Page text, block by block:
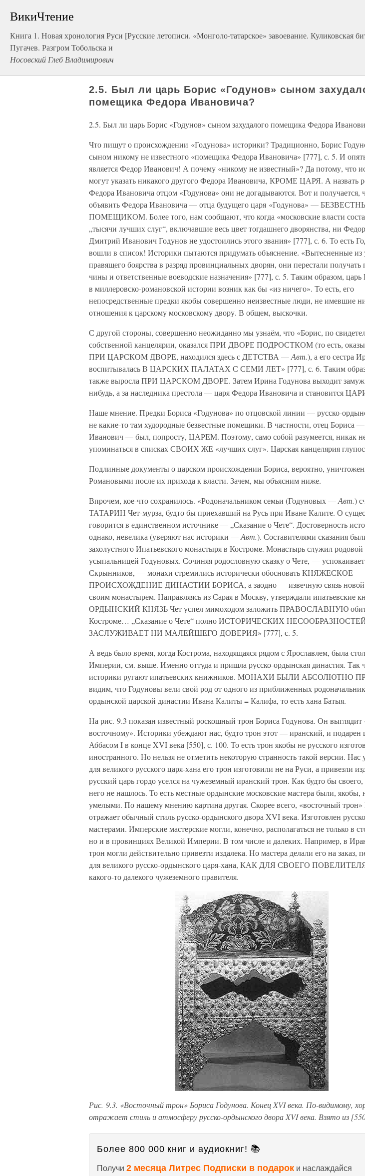
ВикиЧтение
Книга 1. Новая хронология Руси [Русские летописи. «Монголо-татарское» завоевание. Куликовская
Пугачев. Разгром Тобольска и
Носовский Глеб Владимирович
2.5. Был ли царь Борис «Годунов» сыном
помещика Федора Ивановича?
2.5. Был ли царь Борис «Годунов» сыном захудалого помещика Федора
Что пишут о происхождении «Годунова» историки? Традиционно, Борис
сыном никому не известного «помещика Федора Ивановича» [777], с. 5. И
является Федор Иванович! А почему «никому не известный»? Да потому, что
могут указать никакого другого Федора Ивановича, КРОМЕ ЦАРЯ. А назвать
Федора Ивановича отцом «Годунова» они не догадываются. Вот и получается,
объявить Федора Ивановича — отца будущего царя «Годунова» —
ПОМЕЩИКОМ. Более того, нам сообщают, что когда «московские власти
„тысячи лучших слуг“, включавшие весь цвет тогдашнего дворянства, ни
Дмитрий Иванович Годунов не удостоились этого звания» [777], с. 6. То есть
вошли в список! Историки пытаются придумать объяснение. «Вытесненные из
правящего боярства в разряд провинциальных дворян, они перестали
чины и ответственные воеводские назначения» [777], с. 5. Таким образом, царь
в миллеровско-романовской истории возник как бы «из ничего». То есть, его
непосредственные предки якобы совершенно неизвестные люди, не имевшие
отношения к царскому московскому двору. В общем, выскочки.
С другой стороны, совершенно неожиданно мы узнаём, что «Борис, по
собственной канцелярии, оказался ПРИ ДВОРЕ ПОДРОСТКОМ (то есть,
ПРИ ЦАРСКОМ ДВОРЕ, находился здесь с ДЕТСТВА —Авт.), а его сестра
воспитывалась В ЦАРСКИХ ПАЛАТАХ С СЕМИ ЛЕТ» [777], с. 6. Таким
также выросла ПРИ ЦАРСКОМ ДВОРЕ. Затем Ирина Годунова выходит замуж
нибудь, а за наследника престола — царя Федора Ивановича и становится
Наше мнение. Предки Бориса «Годунова» по отцовской линии — русско-
не какие-то там худородные безвестные помещики. В частности, отец Бориса
Иванович — был, попросту, ЦАРЕМ. Поэтому, само собой разумеется, никак
упоминаться в списках СВОИХ ЖЕ «лучших слуг». Царская канцелярия
Подлинные документы о царском происхождении Бориса, вероятно,
Романовыми после их прихода к власти. Зачем, мы объясним ниже.
Впрочем, кое-что сохранилось. «Родоначальником семьи (Годуновых —Авт.)
ТАТАРИН Чет-мурза, будто бы приехавший на Русь при Иване Калите. О
говорится в единственном источнике — „Сказание о Чете“. Достоверность
однако, невелика (уверяют нас историки —Авт.). Составителями сказания
захолустного Ипатьевского монастыря в Костроме. Монастырь служил родовой
усыпальницей Годуновых. Сочиняя родословную сказку о Чете, — успокаивает
Скрынников, — монахи стремились исторически обосновать КНЯЖЕСКОЕ
ПРОИСХОЖДЕНИЕ ДИНАСТИИ БОРИСА, а заодно — извечную связь новой
своим монастырем. Направляясь из Сарая в Москву, утверждали ипатьевские
ОРДЫНСКИЙ КНЯЗЬ Чет успел мимоходом заложить ПРАВОСЛАВНУЮ
Костроме… „Сказание о Чете“ полно ИСТОРИЧЕСКИХ
ЗАСЛУЖИВАЕТ НИ МАЛЕЙШЕГО ДОВЕРИЯ» [777], с. 5.
А ведь было время, когда Кострома, находящаяся рядом с Ярославлем, была
Империи, см. выше. Именно оттуда и пришла русско-ордынская династия. Так
историки ругают ипатьевских книжников. МОНАХИ БЫЛИ АБСОЛЮТНО
видим, что Годуновы вели свой род от одного из приближенных
ордынской царской династии Ивана Калиты = Калифа, то есть хана Батыя.
На рис. 9.3 показан известный роскошный трон Бориса Годунова. Он выглядит
восточному». Историки убеждают нас, будто трон этот — иранский, и подарен
Аббасом I в конце XVI века [550], с. 100. То есть трон якобы не русского
иностранного. Но нельзя не отметить некоторую странность такой версии. Нас
для великого русского царя-хана его трон изготовили не на Руси, а привезли
русский царь гордо уселся на чужеземный иранский трон. Как будто бы
него не нашлось. То есть местные ордынские московские мастера были, якобы,
умелыми. По нашему мнению картина другая. Скорее всего, «восточный трон»
отражает обычный стиль русско-ордынского двора XVI века. Изготовлен
мастерами. Имперские мастерские могли, конечно, располагаться не только в
но и в провинциях Великой Империи. В том числе и далеких. Например, в
трон могли действительно привезти издалека. Но мастера делали его на заказ,
для великого русско-ордынского царя-хана, КАК ДЛЯ СВОЕГО
какого-то далекого чужеземного правителя.
Рис. 9.3. «Восточный трон» Бориса Годунова. Конец XVI века. По-видимому,
отражает стиль и атмосферу русско-ордынского двора XVI века. Взято из
Более 800 000 книг и аудиокниг! 📚
Получи 2 месяца Литрес Подписки в подарок и наслаждайся